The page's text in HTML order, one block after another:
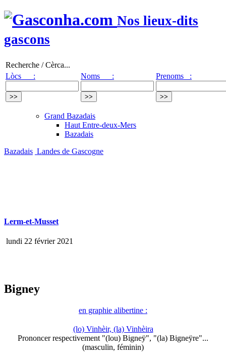
Nos lieux-dits
gascons
Recherche / Cèrca...
Lòcs :
Noms : Prenoms :
Grand Bazadais
Haut Entre-deux-Mers
Bazadais
Bazadais Landes de Gascogne
Lerm-et-Musset
lundi 22 février 2021
Bigney
en graphie alibertine :
(lo) Vinhèir, (la) Vinhèira
Prononcer respectivement "(lou) Bigneÿ", "(la) Bigneÿre"...
(masculin, féminin)